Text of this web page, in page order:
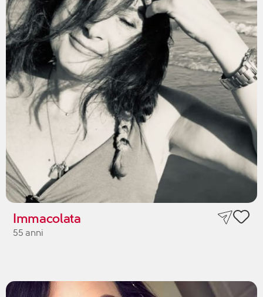
Immacolata
55 anni